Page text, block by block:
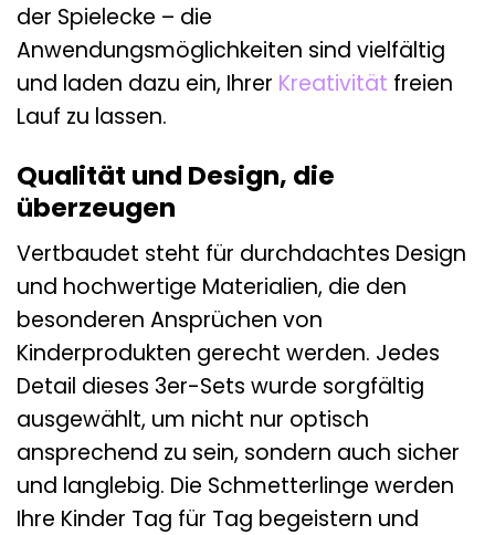
der Spielecke – die
Anwendungsmöglichkeiten sind vielfältig
und laden dazu ein, Ihrer Kreativität freien
Lauf zu lassen.
Qualität und Design, die
überzeugen
Vertbaudet steht für durchdachtes Design
und hochwertige Materialien, die den
besonderen Ansprüchen von
Kinderprodukten gerecht werden. Jedes
Detail dieses 3er-Sets wurde sorgfältig
ausgewählt, um nicht nur optisch
ansprechend zu sein, sondern auch sicher
und langlebig. Die Schmetterlinge werden
Ihre Kinder Tag für Tag begeistern und